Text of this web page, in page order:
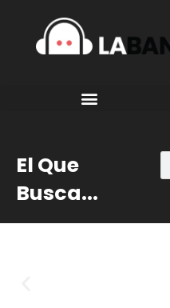
El Que
Busca...